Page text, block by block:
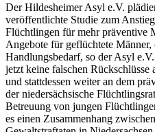
Der Hildesheimer Asyl e.V.
veröffentlichte Studie zum
Flüchtlingen für mehr präventive
Angebote für geflüchtete Männer,
Handlungsbedarf, so der Asyl
jetzt keine falschen Rückschlüsse
und stattdessen weiter an dem
der niedersächsische
Betreuung von jungen
es einen Zusammenhang